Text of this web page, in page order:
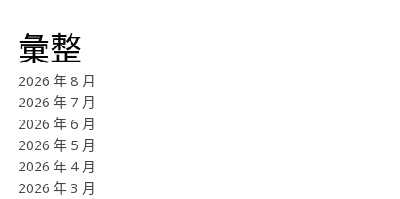
彙整
2026 年 8 月
2026 年 7 月
2026 年 6 月
2026 年 5 月
2026 年 4 月
2026 年 3 月